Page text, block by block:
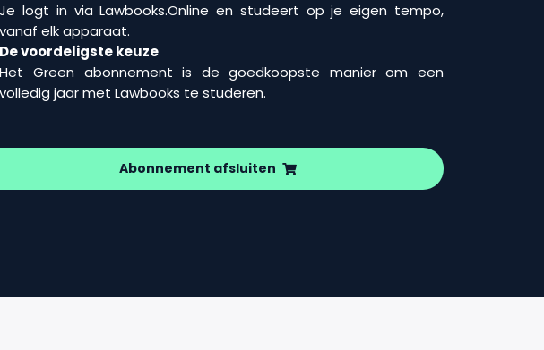
Je logt in via Lawbooks.Online en studeert op je eigen tempo,
vanaf elk apparaat.
De voordeligste keuze
Het Green abonnement is de goedkoopste manier om een
volledig jaar met Lawbooks te studeren.
Abonnement afsluiten